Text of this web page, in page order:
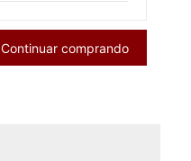
Continuar comprando